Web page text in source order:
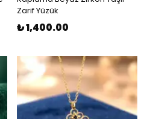
Zarif Yüzük
₺ 1,400.00